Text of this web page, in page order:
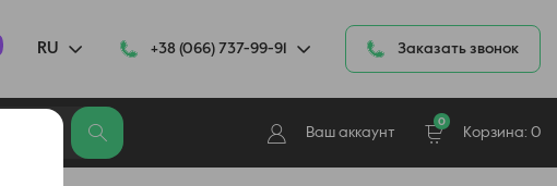
RU +38 (066) 737-99-91 Заказать звонок
Ваш аккаунт
0
Корзина: 0